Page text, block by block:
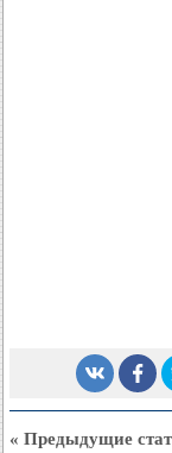
« Предыдущие